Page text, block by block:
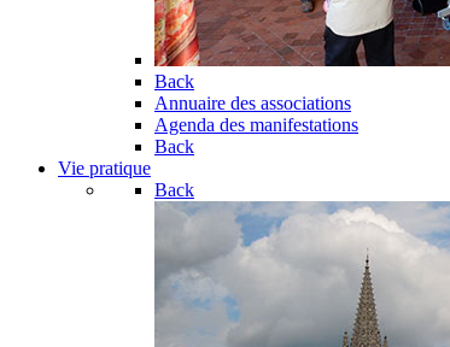
Back
Annuaire des associations
Agenda des manifestations
Back
Vie pratique
Back